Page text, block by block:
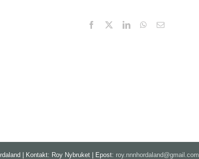
Facebook
X LinkedInWhatsApp
Email
| Kontakt: Roy Nybruket | Epost: roy.nnnhordaland@gmail.com